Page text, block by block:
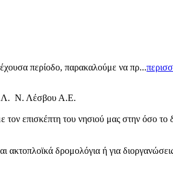
περίοδο, παρακαλούμε να πρ...
Ν. Λέσβου Α.Ε.
επισκέπτη του νησιού μας στην όσο
ακτοπλοϊκά δρομολόγια ή για